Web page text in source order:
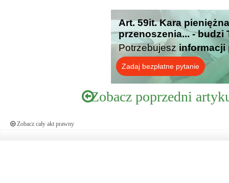
Art. 59it. Kara
przenoszenia... - budzi
Potrzebujesz informacji
Zadaj bezpłatne pytanie
Zobacz poprzedni
Zobacz cały akt prawny